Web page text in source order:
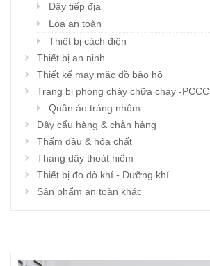
Dây tiếp địa
Loa an toàn
Thiết bị cách điện
Thiết bị an ninh
Thiết kế may mặc đồ bảo hộ
Trang bị phòng cháy chữa cháy -PCCC
Quần áo tráng nhôm
Dây cẩu hàng & chằn hàng
Thấm dầu & hóa chất
Thang dây thoát hiểm
Thiết bị đo dò khí - Dưỡng khí
Sản phẩm an toàn khác